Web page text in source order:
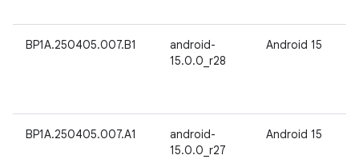
BP1A.250405.007.B1
android-
15.0.0_r28
Android 15
BP1A.250405.007.A1
android-
15.0.0_r27
Android 15